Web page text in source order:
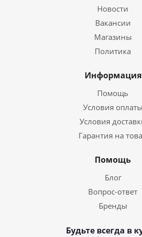
Новости
Вакансии
Магазины
Политика
Информация
Помощь
Условия оплаты
Условия
Гарантия на
Помощь
Блог
Вопрос-ответ
Бренды
Будьте всегда в